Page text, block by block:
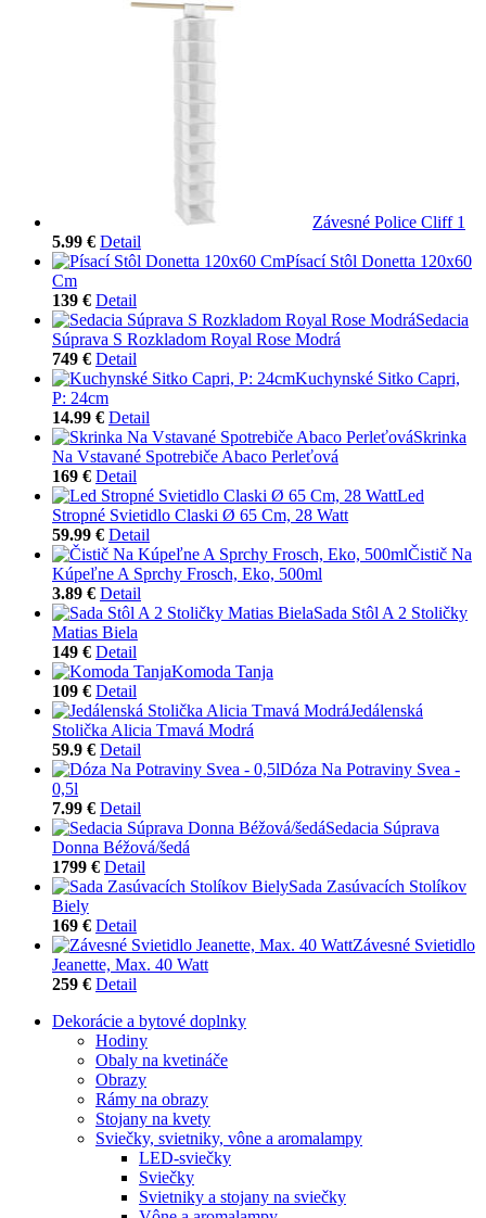
Závesné Police Cliff 1
5.99 € Detail
Písací Stôl Donetta 120x60
Cm
139 € Detail
Sedacia
Súprava S Rozkladom Royal Rose Modrá
749 € Detail
Kuchynské Sitko Capri,
P: 24cm
14.99 € Detail
Skrinka
Na Vstavané Spotrebiče Abaco Perleťová
169 € Detail
Led
Stropné Svietidlo Claski Ø 65 Cm, 28 Watt
59.99 € Detail
Čistič Na
Kúpeľne A Sprchy Frosch, Eko, 500ml
3.89 € Detail
Sada Stôl A 2 Stoličky
Matias Biela
149 € Detail
Komoda Tanja
109 € Detail
Jedálenská
Stolička Alicia Tmavá Modrá
59.9 € Detail
Dóza Na Potraviny Svea -
0,5l
7.99 € Detail
Sedacia Súprava
Donna Béžová/šedá
1799 € Detail
Sada Zasúvacích Stolíkov
Biely
169 € Detail
Závesné Svietidlo
Jeanette, Max. 40 Watt
259 € Detail
Dekorácie a bytové doplnky
Hodiny
Obaly na kvetináče
Obrazy
Rámy na obrazy
Stojany na kvety
Sviečky, svietniky, vône a aromalampy
LED-sviečky
Sviečky
Svietniky a stojany na sviečky